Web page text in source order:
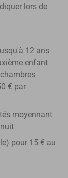
lors de
12 ans
enfant
€ par
moyennant
pour 15 € au